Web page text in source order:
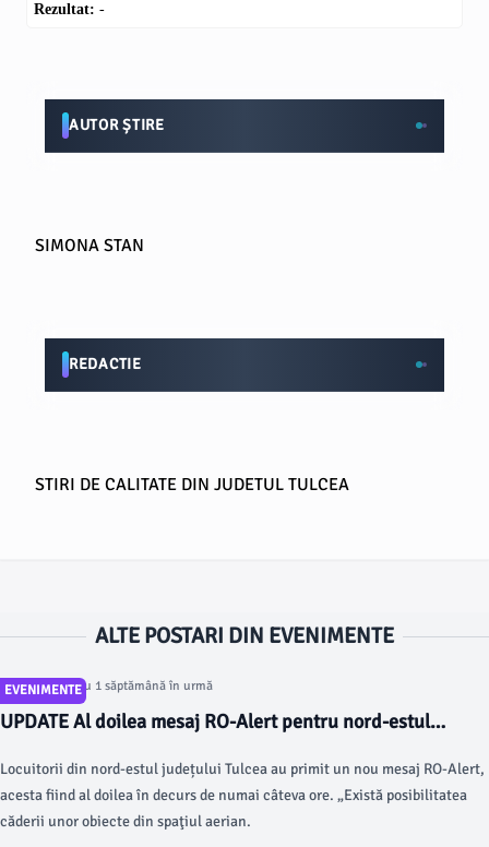
Rezultat: -
AUTOR ȘTIRE
SIMONA STAN
REDACTIE
STIRI DE CALITATE DIN JUDETUL TULCEA
ALTE POSTARI DIN EVENIMENTE
EVENIMENTE
Articol postat cu 1 săptămână în urmă
UPDATE Al doilea mesaj RO-Alert pentru nord-estul
frontiera fluvială cu Ucraina
Locuitorii din nord-estul județului Tulcea au primit un nou mesaj RO-Alert,
acesta fiind al doilea în decurs de numai câteva ore. „Există posibilitatea
căderii unor obiecte din spaţiul aerian.